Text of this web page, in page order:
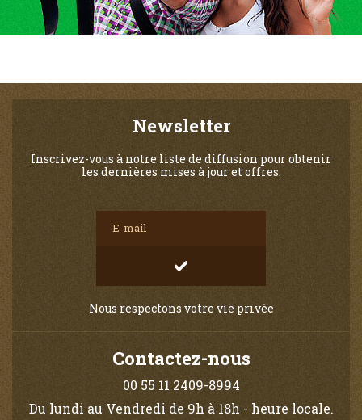
Newsletter
Inscrivez-vous à notre liste de diffusion pour obtenir
les dernières mises à jour et offres.
Nous respectons votre vie privée
Contactez-nous
00 55 11 2409-8994
Du lundi au Vendredi de 9h à 18h - heure locale.